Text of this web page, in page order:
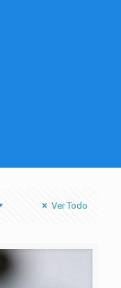
Ver Todo